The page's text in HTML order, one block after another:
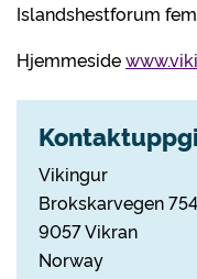
Islandshestforum
Hjemmeside
Vikingur
Brokskarvegen 754
9057 Vikran
Norway